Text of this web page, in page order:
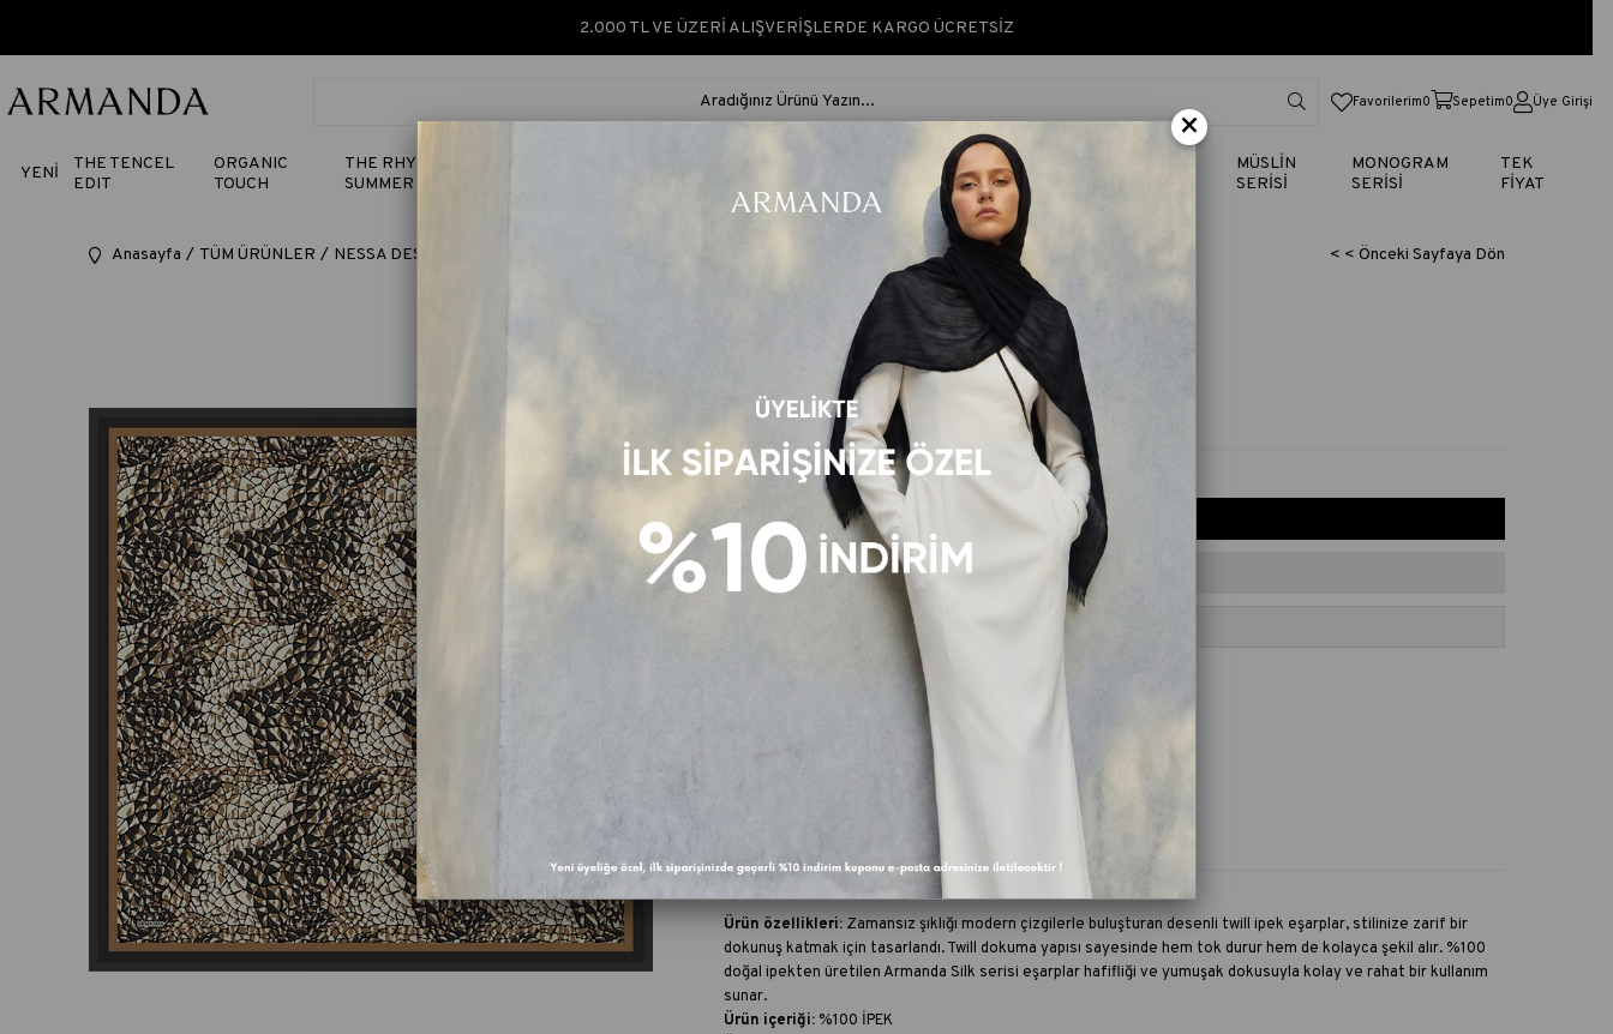
2.000 TL VE ÜZERİ ALIŞVERİŞLERDE KARGO ÜCRETSİZ
Favorilerim0 Sepetim0 Üye Girişi
YENİ
THE TENCEL
EDIT
ORGANIC
TOUCH
THE RHYTHM OF
SUMMER
İPEK ŞAL &
EŞARP
MÜSLİN
SERİSİ
MONOGRAM
SERİSİ
TEK
FİYAT
Anasayfa TÜM ÜRÜNLER NESSA DESEN TWILL İPEK EŞARP - SİYAH-VİZON < < Önceki Sayfaya Dön
NESSA DESEN TWILL İPEK EŞARP - SİYAH-VİZON
Ürün Kodu: 4363
Renk Kodu: 470
₺2.500,00
Barkod :ARMND143630470
FAVORILERE EKLE
Fiyat Düşünce Haber Ver Kargo Bedava
Ürün Özellikleri
Ürün özellikleri:Zamansız şıklığı modern çizgilerle buluşturan desenli twill ipek eşarplar, stilinize zarif bir
dokunuş katmak için tasarlandı. Twill dokuma yapısı sayesinde hem tok durur hem de kolayca şekil alır. %100
doğal ipekten üretilen Armanda Silk serisi eşarplar hafifliği ve yumuşak dokusuyla kolay ve rahat bir kullanım
sunar.
Ürün içeriği:%100 İPEK
×